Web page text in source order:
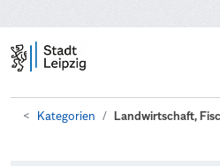
Kategorien Landwirtschaft,